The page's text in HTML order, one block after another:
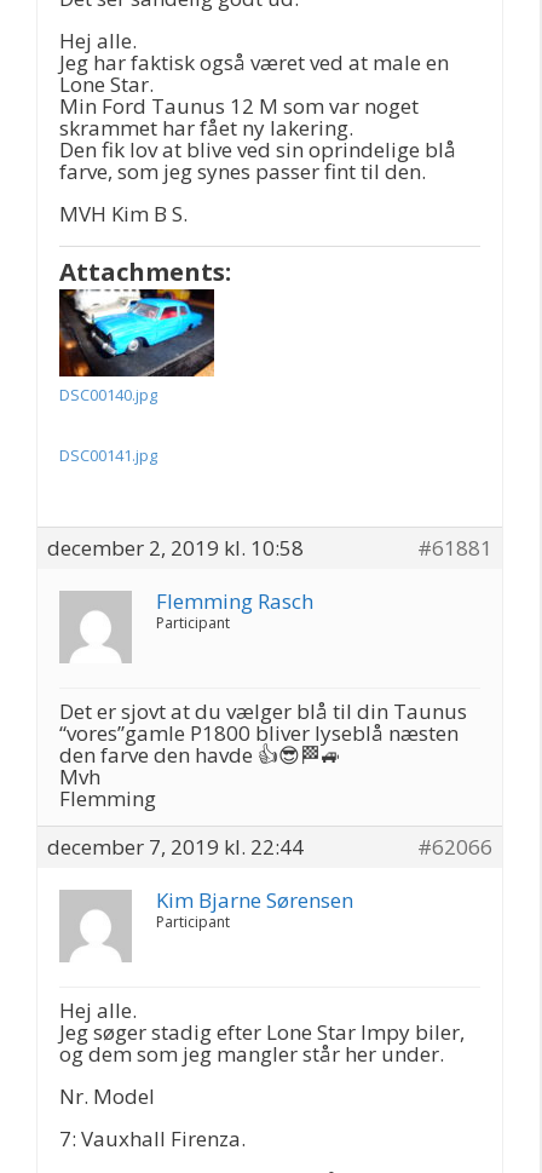
Hej alle.
Jeg har faktisk også været ved at male en
Lone Star.
Min Ford Taunus 12 M som var noget
skrammet har fået ny lakering.
Den fik lov at blive ved sin oprindelige blå
farve, som jeg synes passer fint til den.
MVH Kim B S.
Attachments:
DSC00140.jpg
DSC00141.jpg
december 2, 2019 kl. 10:58
#61881
Flemming Rasch
Participant
Det er sjovt at du vælger blå til din Taunus
“vores”gamle P1800 bliver lyseblå næsten
den farve den havde 👍😎🏁🚙
Mvh
Flemming
december 7, 2019 kl. 22:44
#62066
Kim Bjarne Sørensen
Participant
Hej alle.
Jeg søger stadig efter Lone Star Impy biler,
og dem som jeg mangler står her under.
Nr. Model
7: Vauxhall Firenza.